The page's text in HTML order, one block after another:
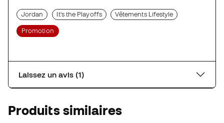
Jordan It's the Playoffs Vêtements Lifestyle
Promotion
Laissez un avis (1)
Produits similaires